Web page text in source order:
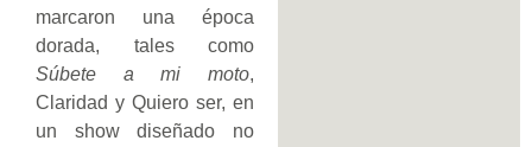
marcaron una época
dorada, tales como
Súbete a mi moto,
Claridad y Quiero ser, en
un show diseñado no